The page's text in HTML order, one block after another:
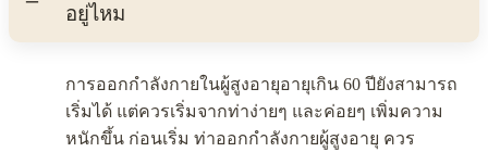
อยู่ไหม
การออกกำลังกายในผู้สูงอายุอายุเกิน 60 ปียังสามารถ
เริ่มได้ แต่ควรเริ่มจากท่าง่ายๆ และค่อยๆ เพิ่มความ
หนักขึ้น ก่อนเริ่ม ท่าออกกำลังกายผู้สูงอายุ ควร